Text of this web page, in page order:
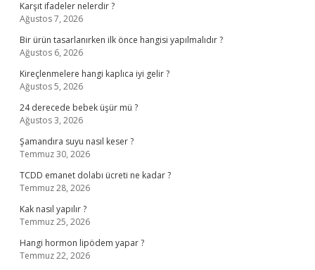
Karşıt ifadeler nelerdir ?
Ağustos 7, 2026
Bir ürün tasarlanırken ilk önce hangisi yapılmalıdır ?
Ağustos 6, 2026
Kireçlenmelere hangi kaplıca iyi gelir ?
Ağustos 5, 2026
24 derecede bebek üşür mü ?
Ağustos 3, 2026
Şamandıra suyu nasıl keser ?
Temmuz 30, 2026
TCDD emanet dolabı ücreti ne kadar ?
Temmuz 28, 2026
Kak nasıl yapılır ?
Temmuz 25, 2026
Hangi hormon lipödem yapar ?
Temmuz 22, 2026